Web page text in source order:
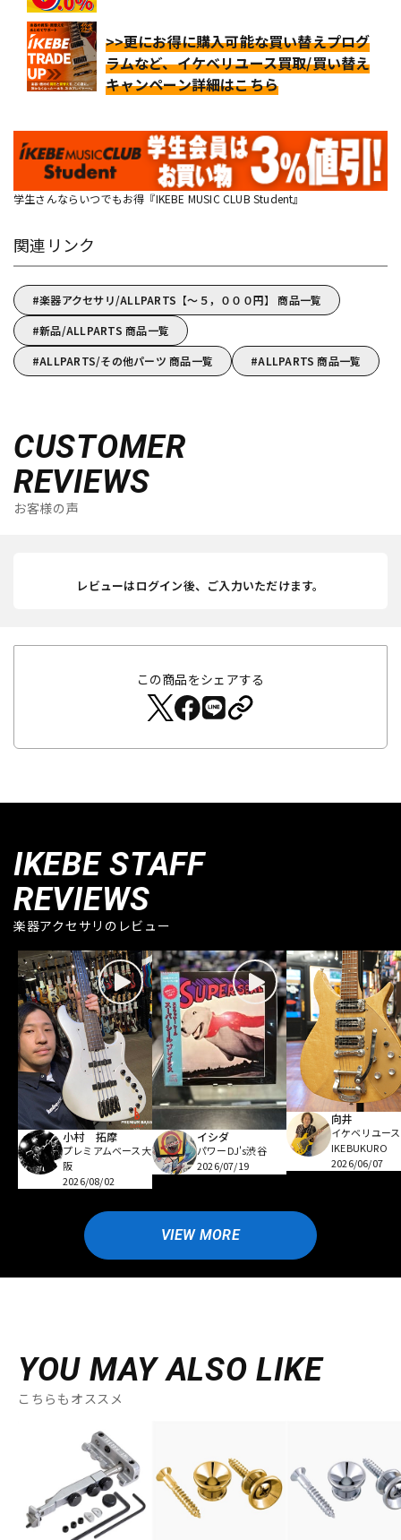
>>更にお得に購入可能な買い替えプログ
ラムなど、イケベリユース買取/買い替え
キャンペーン詳細はこちら
学生さんならいつでもお得『IKEBE MUSIC CLUB Student』
関連リンク
楽器アクセサリ/ALLPARTS【～５，０００円】 商品一覧
新品/ALLPARTS 商品一覧
ALLPARTS/その他パーツ 商品一覧
ALLPARTS 商品一覧
CUSTOMER
REVIEWS
お客様の声
レビューはログイン後、ご入力いただけます。
この商品をシェアする
IKEBE STAFF
REVIEWS
楽器アクセサリのレビュー
小村 拓摩
プレミアムベース大
阪
2026/08/02
イシダ
パワーDJ's渋谷
2026/07/19
向井
イケベリユース
IKEBUKURO
2026/06/07
VIEW MORE
YOU MAY ALSO LIKE
こちらもオススメ